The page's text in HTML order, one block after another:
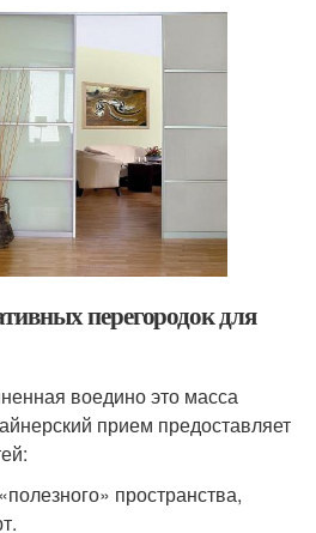
перегородок для
воедино это масса
прием предоставляет
пространства,